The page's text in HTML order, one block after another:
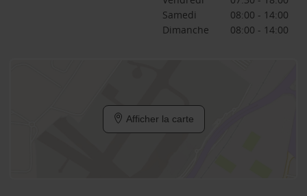
Samedi
08:00 - 14:00
Dimanche
08:00 - 14:00
Afficher la carte